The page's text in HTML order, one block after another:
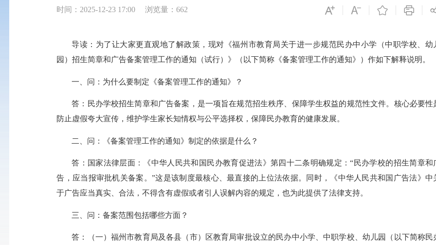
时间：2025-12-23 17:00 浏览量：662
导读：为了让大家更直观地了解政策，现对《福州市教育局关于进一步规范民办中小学（中职学校、幼
园）招生简章和广告备案管理工作的通知（试行）》（以下简称《备案管理工作的通知》）作如下解释说明。
一、问：为什么要制定《备案管理工作的通知》？
答：民办学校招生简章和广告备案，是一项旨在规范招生秩序、保障学生权益的规范性文件。核心必要性
防止虚假夸大宣传，维护学生家长知情权与公平选择权，保障民办教育的健康发展。
二、问：《备案管理工作的通知》制定的依据是什么？
答：国家法律层面：《中华人民共和国民办教育促进法》第四十二条明确规定：“民办学校的招生简章和
告，应当报审批机关备案。”这是该制度最核心、最直接的上位法依据。同时，《中华人民共和国广告法》中
于广告应当真实、合法，不得含有虚假或者引人误解内容的规定，也为此提供了法律支持。
三、问：备案范围包括哪些方面？
答：（一）福州市教育局及各县（市）区教育局审批设立的民办中小学、中职学校、幼儿园（以下简称民